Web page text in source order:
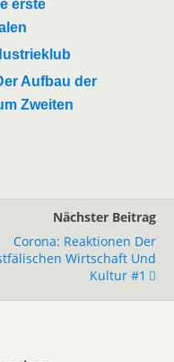
erste
Aufbau der
Zweiten
Nächster Beitrag
Corona: Reaktionen Der
Wirtschaft Und
Kultur #1